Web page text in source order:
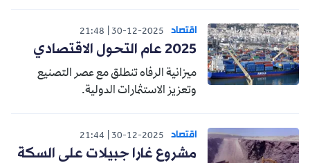
اقتصاد 30-12-2025
21:48
2025 عام التحول الاقتصادي
ميزانية الرفاه تنطلق مع عصر التصنيع
وتعزيز الاستثمارات الدولية.
اقتصاد 30-12-2025
21:44
مشروع غارا جبيلات على السكة